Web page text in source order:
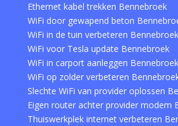
Ethernet kabel trekken Bennebroek
WiFi door gewapend beton
WiFi in de tuin verbeteren Bennebroek
WiFi voor Tesla update Bennebroek
WiFi in carport aanleggen Bennebroek
WiFi op zolder verbeteren
Slechte WiFi van provider oplossen
Eigen router achter provider modem
Thuiswerkplek internet verbeteren